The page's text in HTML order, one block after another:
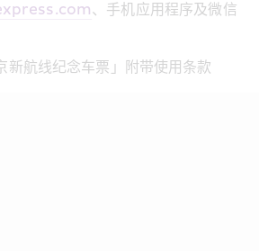
、手机应用程序及微信
新航线纪念车票」 附带使用条款